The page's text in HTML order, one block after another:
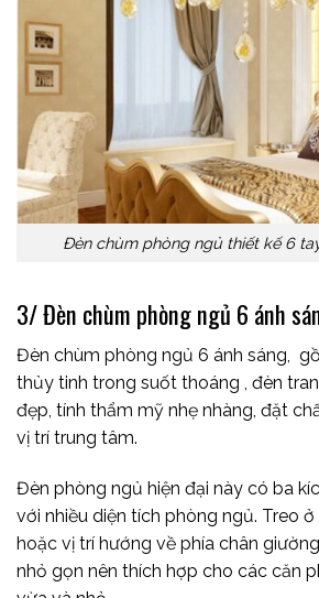
Đèn chùm phòng ngủ thiết kế 6
3/ Đèn chùm phòng ngủ 6 ánh
Đèn chùm phòng ngủ 6 ánh sáng,
thủy tinh trong suốt thoáng , đèn
đẹp, tính thẩm mỹ nhẹ nhàng, đặt
vị trí trung tâm.
Đèn phòng ngủ hiện đại này có ba
với nhiều diện tích phòng ngủ. Treo
hoặc vị trí hướng về phía chân
nhỏ gọn nên thích hợp cho các căn